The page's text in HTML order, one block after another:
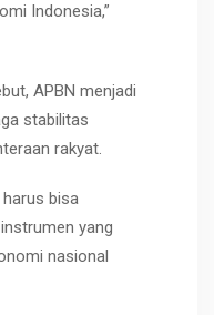
Indonesia,”
APBN menjadi
stabilitas
rakyat.
harus bisa
yang
nasional